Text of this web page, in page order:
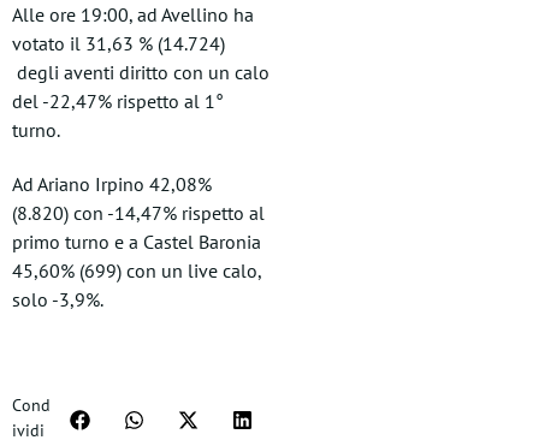
Alle ore 19:00, ad Avellino ha
votato il 31,63 % (14.724)
degli aventi diritto con un calo
del -22,47% rispetto al 1°
turno.
Ad Ariano Irpino 42,08%
(8.820) con -14,47% rispetto al
primo turno e a Castel Baronia
45,60% (699) con un live calo,
solo -3,9%.
Cond
ividi